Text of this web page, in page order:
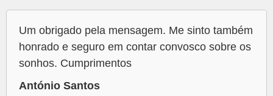
Um obrigado pela mensagem. Me sinto também
honrado e seguro em contar convosco sobre os
sonhos. Cumprimentos
António Santos